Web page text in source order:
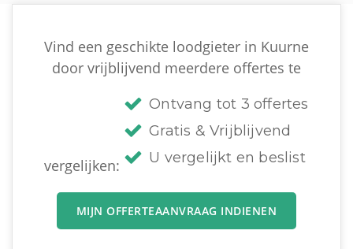
Vind een geschikte loodgieter in Kuurne
door vrijblijvend meerdere offertes te
vergelijken:
Ontvang tot 3 offertes
Gratis & Vrijblijvend
U vergelijkt en beslist
MIJN OFFERTEAANVRAAG INDIENEN